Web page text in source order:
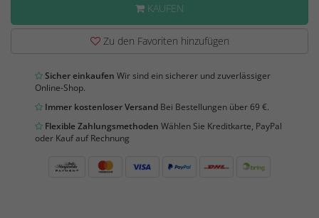
KAUFEN
Zu den Favoriten hinzufügen
Sicher einkaufen Wir sind ein sicherer und zuverlässiger
Online-Shop.
Immer kostenloser Versand Bei Bestellungen über 69 €.
Flexible Zahlungsmethoden Wählen Sie Kreditkarte, PayPal
oder Kauf auf Rechnung